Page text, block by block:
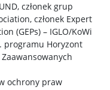
członek grup
członek Expert
(GEPs) – IGLO/KoWi
programu Horyzont
ochrony praw